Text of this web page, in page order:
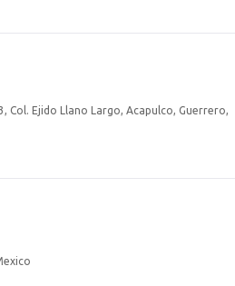
Col. Ejido Llano Largo, Acapulco, Guerrero,